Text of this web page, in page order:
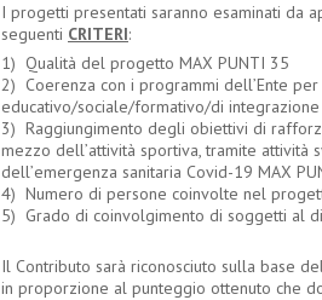
I progetti presentati saranno esaminati da
seguenti CRITERI:
1) Qualità del progetto MAX PUNTI 35
2) Coerenza con i programmi dell’Ente
educativo/sociale/formativo/di
3) Raggiungimento degli obiettivi di
mezzo dell’attività sportiva, tramite attività
dell’emergenza sanitaria Covid-19 MAX
4) Numero di persone coinvolte nel
5) Grado di coinvolgimento di soggetti al
Il Contributo sarà riconosciuto sulla base
in proporzione al punteggio ottenuto che